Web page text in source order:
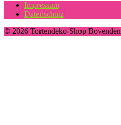
Impressum
Datenschutz
© 2026 Tortendeko-Shop Bovenden